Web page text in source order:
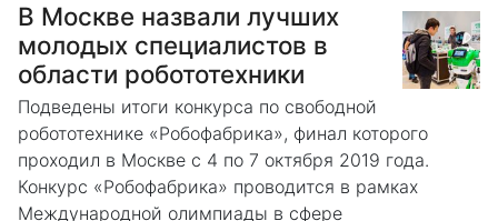
В Москве назвали лучших
молодых специалистов в
области робототехники
Подведены итоги конкурса по свободной
робототехнике «Робофабрика», финал которого
проходил в Москве с 4 по 7 октября 2019 года.
Конкурс «Робофабрика» проводится в рамках
Международной олимпиады в сфере